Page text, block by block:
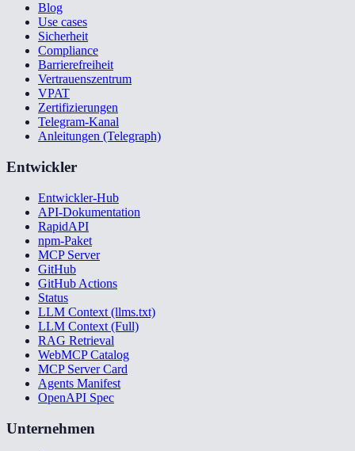
Blog
Use cases
Sicherheit
Compliance
Barrierefreiheit
Vertrauenszentrum
VPAT
Zertifizierungen
Telegram-Kanal
Anleitungen (Telegraph)
Entwickler
Entwickler-Hub
API-Dokumentation
RapidAPI
npm-Paket
MCP Server
GitHub
GitHub Actions
Status
LLM Context (llms.txt)
LLM Context (Full)
RAG Retrieval
WebMCP Catalog
MCP Server Card
Agents Manifest
OpenAPI Spec
Unternehmen